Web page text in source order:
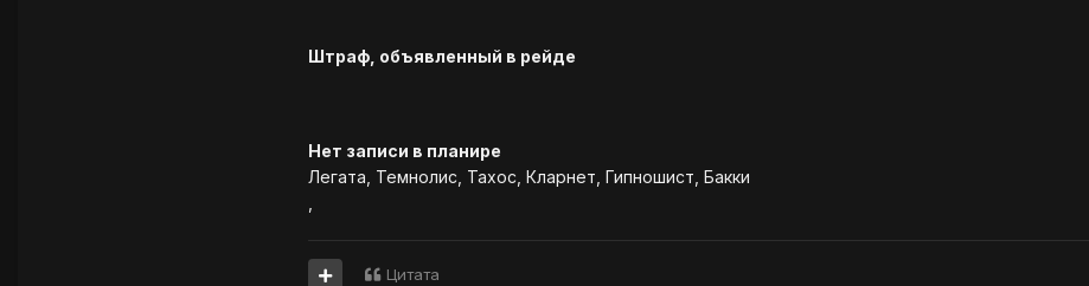
Штраф, объявленный в рейде
Нет записи в планире
Легата, Темнолис, Тахос, Кларнет, Гипношист, Бакки
Цитата